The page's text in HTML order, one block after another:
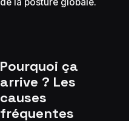
Pourquoi ça
arrive ? Les
causes
fréquentes